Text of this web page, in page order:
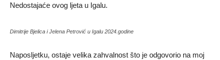
Nedostajaće ovog ljeta u Igalu.
Dimitrije Bjelica i Jelena Petrović u Igalu 2024.godine
Naposljetku, ostaje velika zahvalnost što je odgovorio na moj